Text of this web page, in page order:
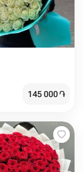
145 000֏